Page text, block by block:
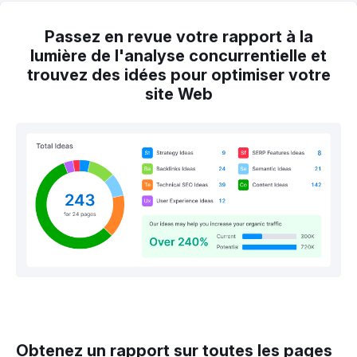
Passez en revue votre rapport à la
lumière de l'analyse concurrentielle et
trouvez des idées pour optimiser votre
site Web
Obtenez un rapport sur toutes les pages